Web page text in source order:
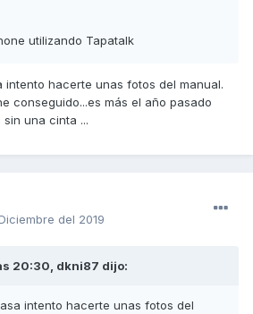
utilizando Tapatalk
intento hacerte unas fotos del manual.
conseguido...es más el año pasado
una cinta ...
del 2019
20:30, dkni87 dijo:
intento hacerte unas fotos del